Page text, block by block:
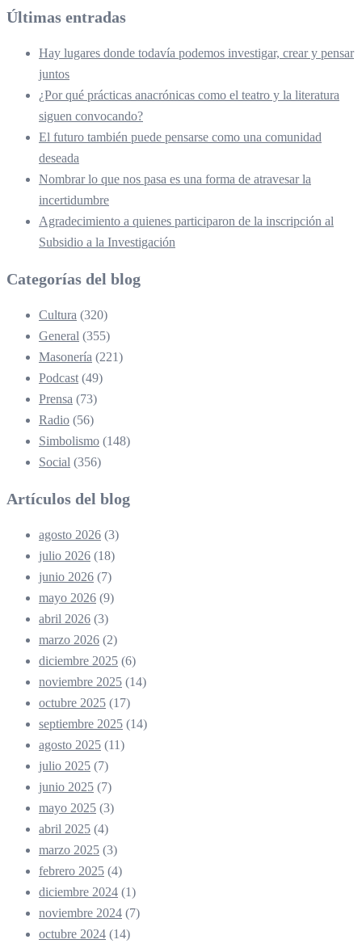
Últimas entradas
Hay lugares donde todavía podemos investigar, crear y pensar
juntos
¿Por qué prácticas anacrónicas como el teatro y la literatura
siguen convocando?
El futuro también puede pensarse como una comunidad
deseada
Nombrar lo que nos pasa es una forma de atravesar la
incertidumbre
Agradecimiento a quienes participaron de la inscripción al
Subsidio a la Investigación
Categorías del blog
Cultura (320)
General (355)
Masonería (221)
Podcast(49)
Prensa (73)
Radio (56)
Simbolismo (148)
Social (356)
Artículos del blog
agosto 2026 (3)
julio 2026 (18)
junio 2026 (7)
mayo 2026 (9)
abril 2026 (3)
marzo 2026 (2)
diciembre 2025 (6)
noviembre 2025 (14)
octubre 2025 (17)
septiembre 2025 (14)
agosto 2025 (11)
julio 2025 (7)
junio 2025 (7)
mayo 2025 (3)
abril 2025 (4)
marzo 2025 (3)
febrero 2025 (4)
diciembre 2024 (1)
noviembre 2024 (7)
octubre 2024 (14)